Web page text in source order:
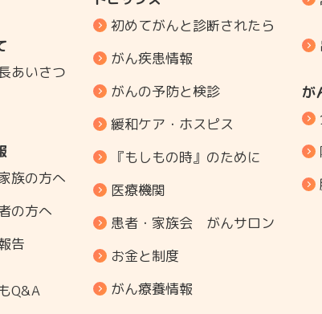
あいさつ
族の方へ
の方へ
告
Q&A
初めてがんと診断されたら
がん疾患情報
がんの予防と検診
緩和ケア・ホスピス
『もしもの時』のために
医療機関
患者・家族会 がんサロン
お金と制度
がん療養情報
が